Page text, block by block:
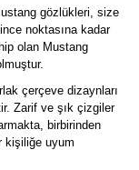
gözlükleri, size
noktasına kadar
olan Mustang
çerçeve dizaynları
Zarif ve şık çizgiler
birbirinden
kişiliğe uyum